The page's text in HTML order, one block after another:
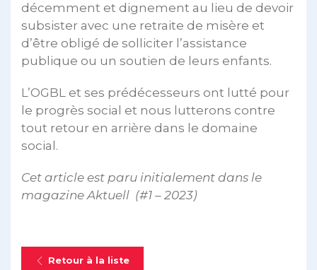
décemment et dignement au lieu de devoir
subsister avec une retraite de misère et
d’être obligé de solliciter l’assistance
publique ou un soutien de leurs enfants.
L’OGBL et ses prédécesseurs ont lutté pour
le progrès social et nous lutterons contre
tout retour en arrière dans le domaine
social.
Cet article est paru initialement dans le
magazine Aktuell (#1 – 2023)
Retour à la liste